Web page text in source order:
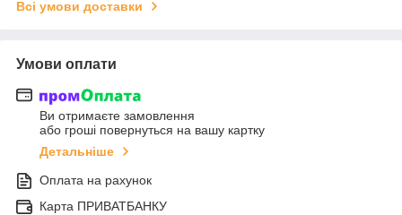
Всі умови доставки
Умови оплати
Ви отримаєте замовлення
або гроші повернуться на вашу картку
Детальніше
Оплата на рахунок
Карта ПРИВАТБАНКУ